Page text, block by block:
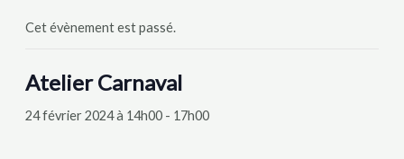
Cet évènement est passé.
Atelier Carnaval
24 février 2024 à 14h00- 17h00